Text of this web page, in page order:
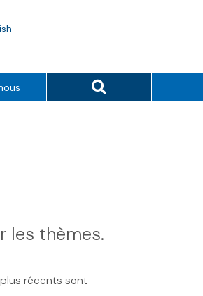
Search button
les thèmes.
plus récents sont